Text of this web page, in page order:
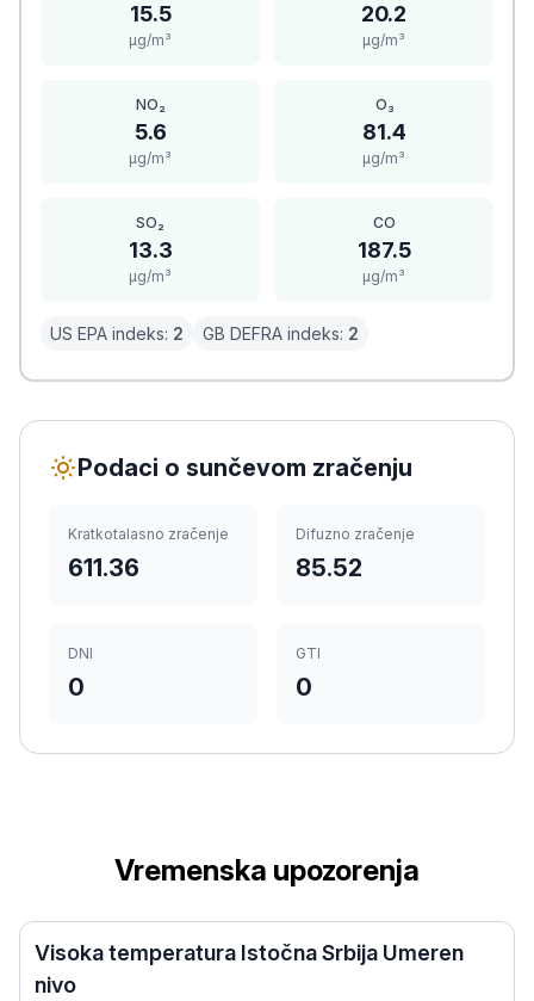
15.5
μg/m³
20.2
μg/m³
NO₂
5.6
μg/m³
O₃
81.4
μg/m³
SO₂
13.3
μg/m³
CO
187.5
μg/m³
US EPA indeks: 2 GB DEFRA indeks: 2
Podaci o sunčevom zračenju
Kratkotalasno zračenje
611.36
Difuzno zračenje
85.52
DNI
0
GTI
0
Vremenska upozorenja
Visoka temperatura Istočna Srbija Umeren
nivo